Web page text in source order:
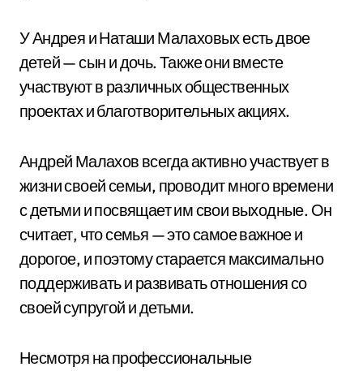
У Андрея и Наташи Малаховых есть двое
детей — сын и дочь. Также они вместе
участвуют в различных общественных
проектах и благотворительных акциях.
Андрей Малахов всегда активно участвует в
жизни своей семьи, проводит много времени
с детьми и посвящает им свои выходные. Он
считает, что семья — это самое важное и
дорогое, и поэтому старается максимально
поддерживать и развивать отношения со
своей супругой и детьми.
Несмотря на профессиональные